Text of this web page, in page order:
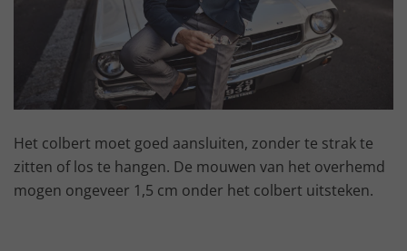
Het colbert moet goed aansluiten, zonder te strak te
zitten of los te hangen. De mouwen van het overhemd
mogen ongeveer 1,5 cm onder het colbert uitsteken.